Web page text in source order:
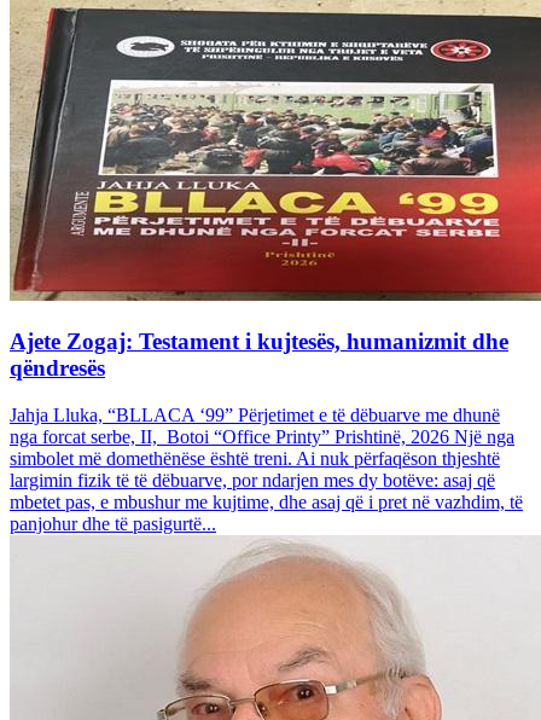
Ajete Zogaj: Testament i kujtesës, humanizmit dhe
qëndresës
Jahja Lluka, “BLLACA ‘99” Përjetimet e të dëbuarve me dhunë
nga forcat serbe, II, Botoi “Office Printy” Prishtinë, 2026 Një nga
simbolet më domethënëse është treni. Ai nuk përfaqëson thjeshtë
largimin fizik të të dëbuarve, por ndarjen mes dy botëve: asaj që
mbetet pas, e mbushur me kujtime, dhe asaj që i pret në vazhdim, të
panjohur dhe të pasigurtë...